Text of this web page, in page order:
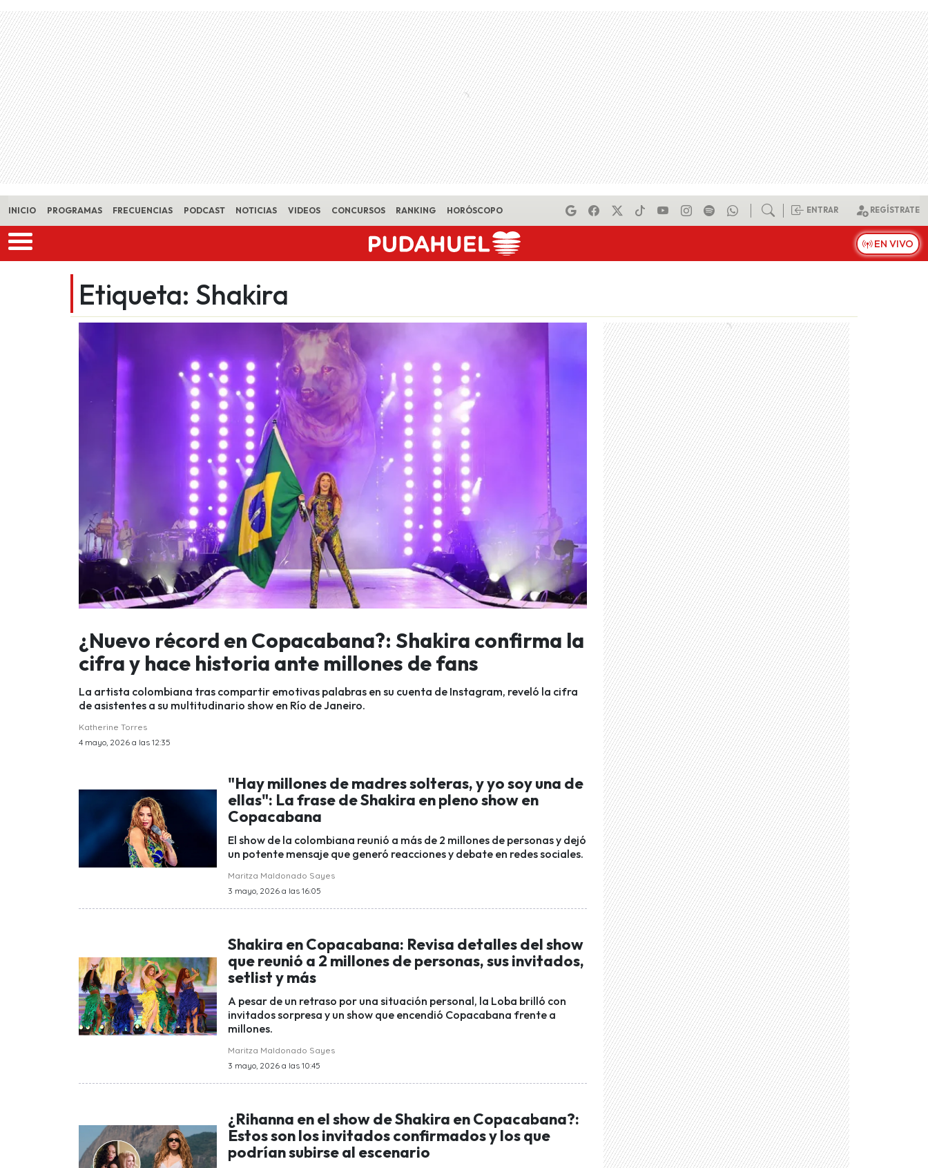
Skip to main content
INICIO PROGRAMAS FRECUENCIAS PODCAST NOTICIAS VIDEOS CONCURSOS RANKING HORÓSCOPO ENTRAR REGÍSTRATE
EN VIVO
Etiqueta: Shakira
¿Nuevo récord en Copacabana?: Shakira confirma la
cifra y hace historia ante millones de fans
La artista colombiana tras compartir emotivas palabras en su cuenta de Instagram, reveló la cifra
de asistentes a su multitudinario show en Río de Janeiro.
Katherine Torres
4 mayo, 2026 a las 12:35
"Hay millones de madres solteras, y yo soy una de
ellas": La frase de Shakira en pleno show en
Copacabana
El show de la colombiana reunió a más de 2 millones de personas y dejó
un potente mensaje que generó reacciones y debate en redes sociales.
Maritza Maldonado Sayes
3 mayo, 2026 a las 16:05
Shakira en Copacabana: Revisa detalles del show
que reunió a 2 millones de personas, sus invitados,
setlist y más
A pesar de un retraso por una situación personal, la Loba brilló con
invitados sorpresa y un show que encendió Copacabana frente a
millones.
Maritza Maldonado Sayes
3 mayo, 2026 a las 10:45
¿Rihanna en el show de Shakira en Copacabana?:
Estos son los invitados confirmados y los que
podrían subirse al escenario